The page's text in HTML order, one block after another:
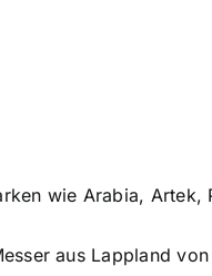
wie Arabia,
aus Lappland